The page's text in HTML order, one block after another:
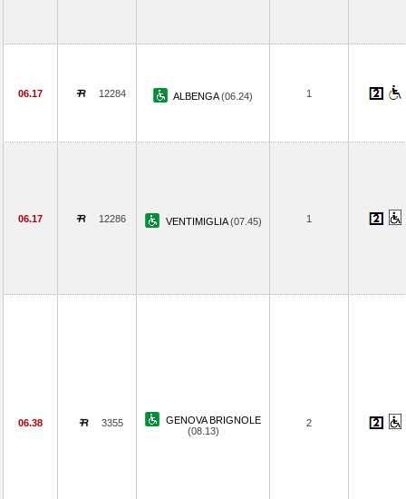
06.17 12284 ALBENGA(06.24) 1
06.17 12286 VENTIMIGLIA(07.45) 1
06.38 3355
GENOVA BRIGNOLE
(08.13)
2